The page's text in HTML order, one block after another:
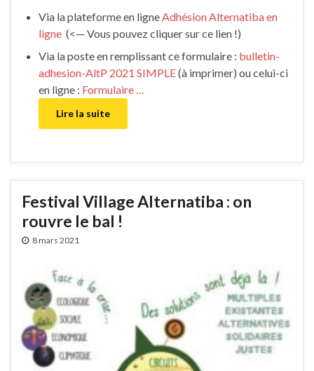
Via la plateforme en ligneAdhésion Alternatiba en
ligne (<— Vous pouvez cliquer sur ce lien !)
Via la poste en remplissant ce formulaire : bulletin-
adhesion-AltP 2021 SIMPLE(à imprimer) ou celui-ci
en ligne : Formulaire …
Lire la suite
Festival Village Alternatiba : on
rouvre le bal !
8 mars 2021